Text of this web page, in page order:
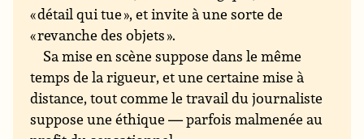
« détail qui tue », et invite à une sorte de
« revanche des objets ».
Sa mise en scène suppose dans le même
temps de la rigueur, et une certaine mise à
distance, tout comme le travail du journaliste
suppose une éthique — parfois malmenée au